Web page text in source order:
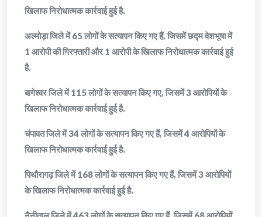
खिलाफ निरोधात्मक कार्रवाई हुई है.
अल्मोड़ा जिले में 65 लोगों के सत्यापन किए गए हैं, जिसमें छद्म वेशभूषा में
1 आरोपी की गिरफ्तारी और 1 आरोपी के खिलाफ निरोधात्मक कार्रवाई हुई
है.
बागेश्वर जिले में 115 लोगों के सत्यापन किए गए, जिसमें 3 आरोपियों के
खिलाफ निरोधात्मक कार्रवाई हुई है.
चंपावत जिले में 34 लोगों के सत्यापन किए गए हैं, जिसमें 4 आरोपियों के
खिलाफ निरोधात्मक कार्रवाई हुई है.
पिथौरागढ़ जिले में 168 लोगों के सत्यापन किए गए हैं, जिसमें 3 आरोपियों
के खिलाफ निरोधात्मक कार्रवाई हुई है.